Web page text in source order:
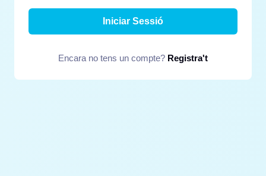
Iniciar Sessió
Encara no tens un compte? Registra't